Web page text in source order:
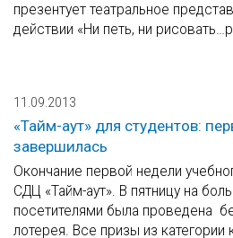
презентует театральное
действии «Ни петь, ни
11.09.2013
«Тайм-аут» для студентов:
завершилась
Окончание первой недели
СДЦ «Тайм-аут». В пятницу на
посетителями была проведена
лотерея. Все призы из категории